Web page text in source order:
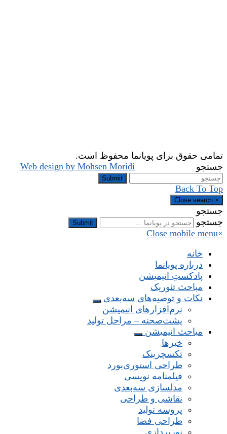
تمامی حقوق برای پویانما محفوظ است.
Web design by Mohsen Moridi
جستجو
Submit
Back To Top
×
Close search
جستجو
جستجو
Submit
×
Close mobile menu
خانه
درباره پویانما
پادکستِ انیمیشن
مباحث تئوریک
نکات و توصیه‌های‌ سه‌بعدی
نرم‌افزارهای انیمیشن
پشت‌صحنه – مراحل تولید
مباحث انیمیشن
خبرها
تکسچرینک
طراحی استوری‌بورد
فیلمنامه نویسی
مدلسازی سه‌بعدی
نقاشی و طراحی
پروسه تولید
طراحی فضا